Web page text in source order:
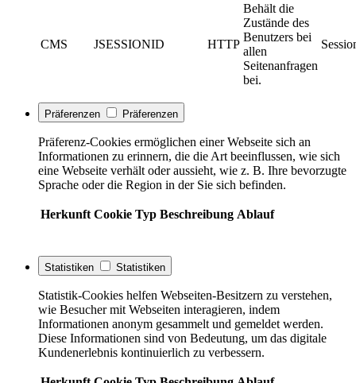
CMS JSESSIONID HTTP
Behält die
Zustände des
Benutzers bei
allen
Seitenanfragen
bei.
Präferenzen Präferenzen
Präferenz-Cookies ermöglichen einer Webseite sich an
Informationen zu erinnern, die die Art beeinflussen, wie sich
eine Webseite verhält oder aussieht, wie z. B. Ihre bevorzugte
Sprache oder die Region in der Sie sich befinden.
Herkunft Cookie Typ Beschreibung Ablauf
Statistiken Statistiken
Statistik-Cookies helfen Webseiten-Besitzern zu verstehen,
wie Besucher mit Webseiten interagieren, indem
Informationen anonym gesammelt und gemeldet werden.
Diese Informationen sind von Bedeutung, um das digitale
Kundenerlebnis kontinuierlich zu verbessern.